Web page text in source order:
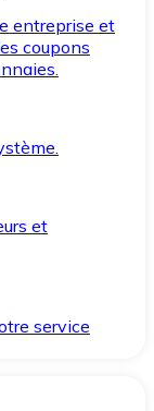
entreprise et
coupons
et
service